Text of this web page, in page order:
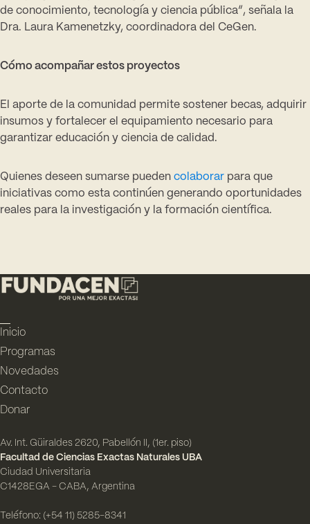
de conocimiento, tecnología y ciencia pública”, señala la
Dra. Laura Kamenetzky, coordinadora del CeGen.
Cómo acompañar estos proyectos
El aporte de la comunidad permite sostener becas, adquirir
insumos y fortalecer el equipamiento necesario para
garantizar educación y ciencia de calidad.
Quienes deseen sumarse pueden colaborar para que
iniciativas como esta continúen generando oportunidades
reales para la investigación y la formación científica.
Inicio
Programas
Novedades
Contacto
Donar
Av. Int. Güiraldes 2620, Pabellón II, (1er. piso)
Facultad de Ciencias Exactas Naturales UBA
Ciudad Universitaria
C1428EGA - CABA, Argentina
Teléfono: (+54 11) 5285-8341